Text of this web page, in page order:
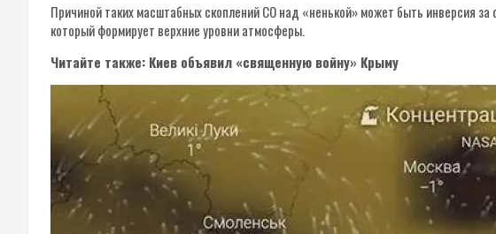
Причиной таких масштабных скоплений СО над «ненькой» может быть инверсия
который формирует верхние уровни атмосферы.
Читайте также: Киев объявил «священную войну» Крыму